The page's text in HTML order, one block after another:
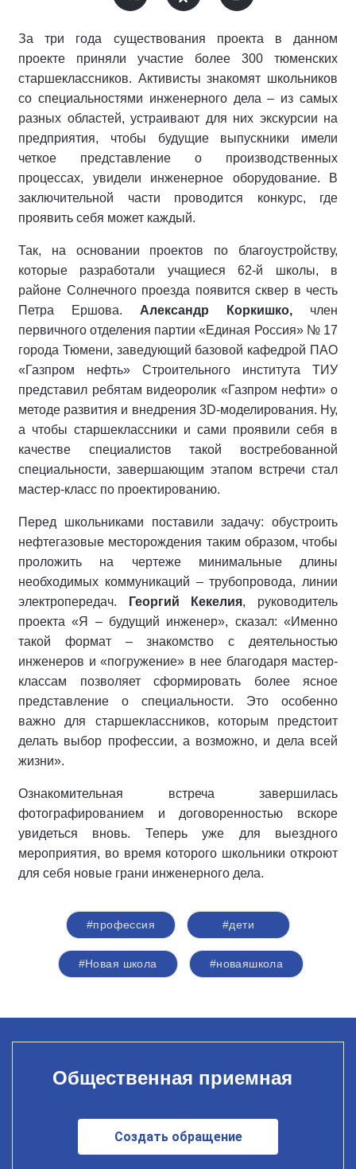
За три года существования проекта в данном
проекте приняли участие более 300 тюменских
старшеклассников. Активисты знакомят школьников
со специальностями инженерного дела – из самых
разных областей, устраивают для них экскурсии на
предприятия, чтобы будущие выпускники имели
четкое представление о производственных
процессах, увидели инженерное оборудование. В
заключительной части проводится конкурс, где
проявить себя может каждый.
Так, на основании проектов по благоустройству,
которые разработали учащиеся 62-й школы, в
районе Солнечного проезда появится сквер в честь
Петра Ершова. Александр Коркишко, член
первичного отделения партии «Единая Россия» № 17
города Тюмени, заведующий базовой кафедрой ПАО
«Газпром нефть» Строительного института ТИУ
представил ребятам видеоролик «Газпром нефти» о
методе развития и внедрения 3D-моделирования. Ну,
а чтобы старшеклассники и сами проявили себя в
качестве специалистов такой востребованной
специальности, завершающим этапом встречи стал
мастер-класс по проектированию.
Перед школьниками поставили задачу: обустроить
нефтегазовые месторождения таким образом, чтобы
проложить на чертеже минимальные длины
необходимых коммуникаций – трубопровода, линии
электропередач.
Георгий Кекелия, руководитель
проекта «Я – будущий инженер», сказал: «Именно
такой формат – знакомство с деятельностью
инженеров и «погружение» в нее благодаря мастер-
классам позволяет сформировать более ясное
представление о специальности. Это особенно
важно для старшеклассников, которым предстоит
делать выбор профессии, а возможно, и дела всей
жизни».
Ознакомительная встреча завершилась
фотографированием и договоренностью вскоре
увидеться вновь. Теперь уже для выездного
мероприятия, во время которого школьники откроют
для себя новые грани инженерного дела.
#профессия #дети
#Новая школа #новаяшкола
Общественная приемная
Создать обращение